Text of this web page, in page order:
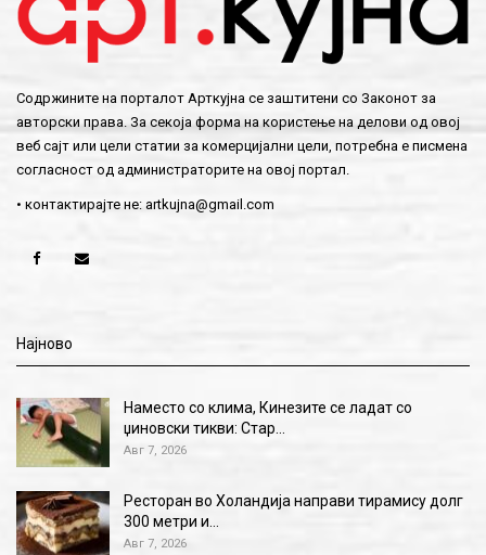
Содржините на порталот Арткујна се заштитени со Законот за
авторски права. За секоја форма на користење на делови од овој
веб сајт или цели статии за комерцијални цели, потребна е писмена
согласност од администраторите на овој портал.
• контактирајте не: artkujna@gmail.com
Најново
Наместо со клима, Кинезите се ладат со
џиновски тикви: Стар…
Авг 7, 2026
Ресторан во Холандија направи тирамису долг
300 метри и…
Авг 7, 2026